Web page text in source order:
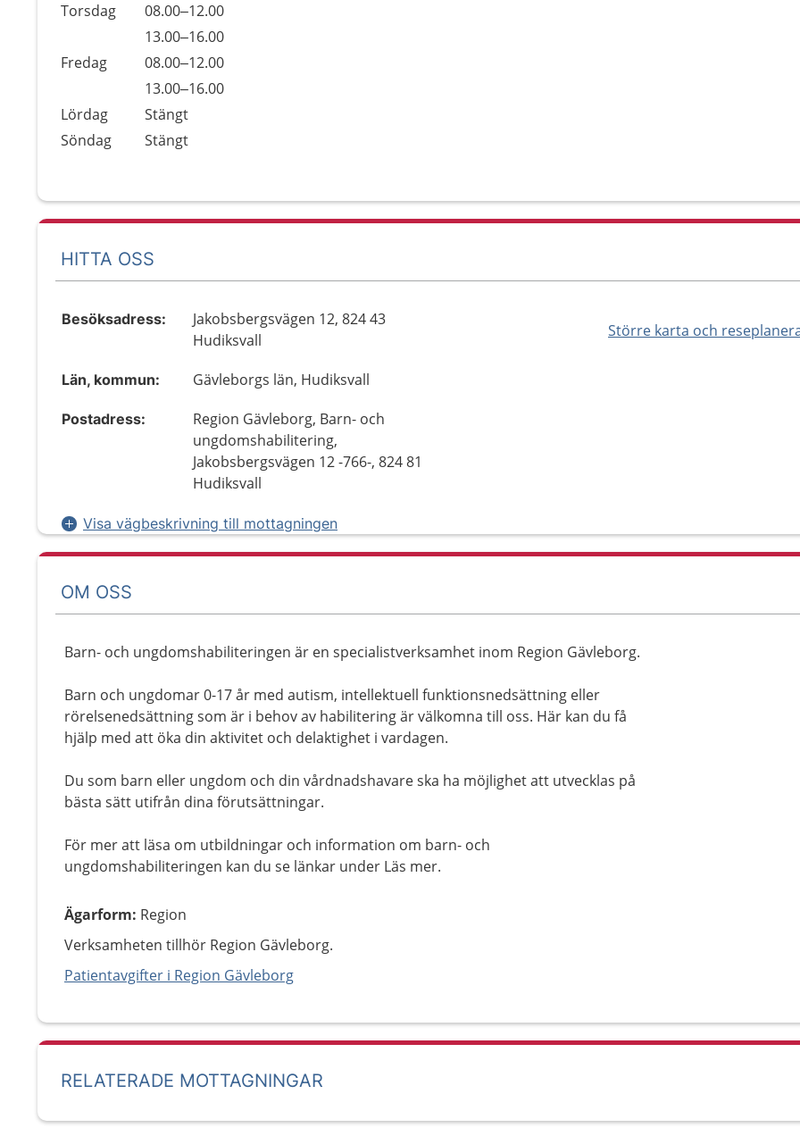
Torsdag
08.00–12.00
13.00–16.00
Fredag
08.00–12.00
13.00–16.00
Lördag
Stängt
Söndag
Stängt
HITTA OSS
Större karta och
Besöksadress:
Jakobsbergsvägen 12, 824 43
Hudiksvall
Län, kommun: Gävleborgs län, Hudiksvall
Postadress:
Region Gävleborg, Barn- och
ungdomshabilitering,
Jakobsbergsvägen 12 -766-, 824 81
Hudiksvall
Visa vägbeskrivning till mottagningen
OM OSS
Barn- och ungdomshabiliteringen är en specialistverksamhet inom Region Gävleborg.
Barn och ungdomar 0-17 år med autism, intellektuell funktionsnedsättning eller
rörelsenedsättning som är i behov av habilitering är välkomna till oss. Här kan du få
hjälp med att öka din aktivitet och delaktighet i vardagen.
Du som barn eller ungdom och din vårdnadshavare ska ha möjlighet att utvecklas på
bästa sätt utifrån dina förutsättningar.
För mer att läsa om utbildningar och information om barn- och
ungdomshabiliteringen kan du se länkar under Läs mer.
Ägarform: Region
Verksamheten tillhör Region Gävleborg.
Patientavgifter i Region Gävleborg
RELATERADE MOTTAGNINGAR